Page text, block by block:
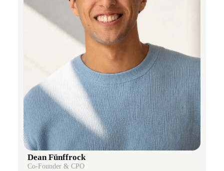
Dean Fünffrock
Co-Founder & CPO